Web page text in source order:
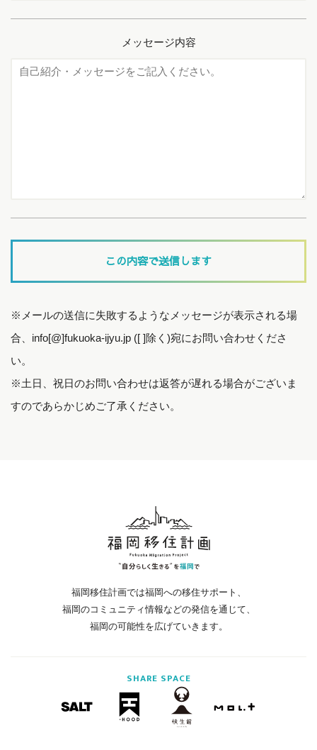
メッセージ内容
※メールの送信に失敗するようなメッセージが表示される場
合、info[@]fukuoka-ijyu.jp ([ ]除く)宛にお問い合わせくださ
い。
※土日、祝日のお問い合わせは返答が遅れる場合がございま
すのであらかじめご了承ください。
福岡移住計画では福岡への移住サポート、
福岡のコミュニティ情報などの発信を通じて、
福岡の可能性を広げていきます。
SHARE SPACE